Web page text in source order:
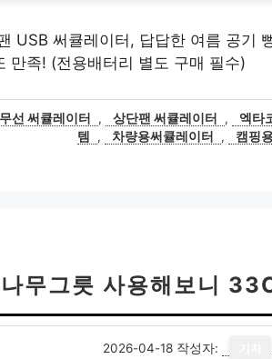
USB 써큘레이터, 답답한 여름 공기
만족! (전용배터리 별도 구매 필수)
무선 써큘레이터 , 상단팬 써큘레이터 , 엑타
템
, 차량용써큘레이터 , 캠핑
무그릇 사용해보니
2026-04-18 작성자: